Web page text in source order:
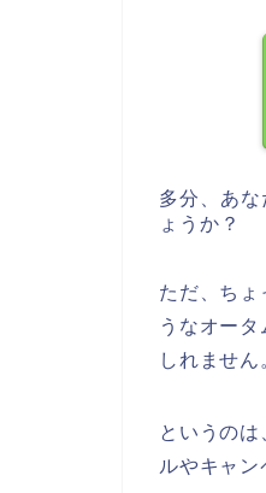
多分、あ
ょうか？
ただ、ちょ
うなオー
しれません
というの
ルやキャン